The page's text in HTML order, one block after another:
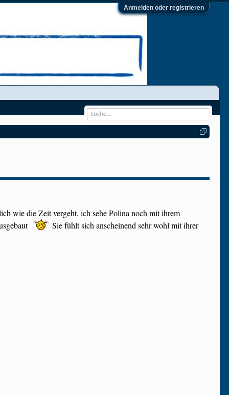
Anmelden oder registrieren
wie die Zeit vergeht, ich sehe Polina noch mit ihrem
Sie fühlt sich anscheinend sehr wohl mit ihrer